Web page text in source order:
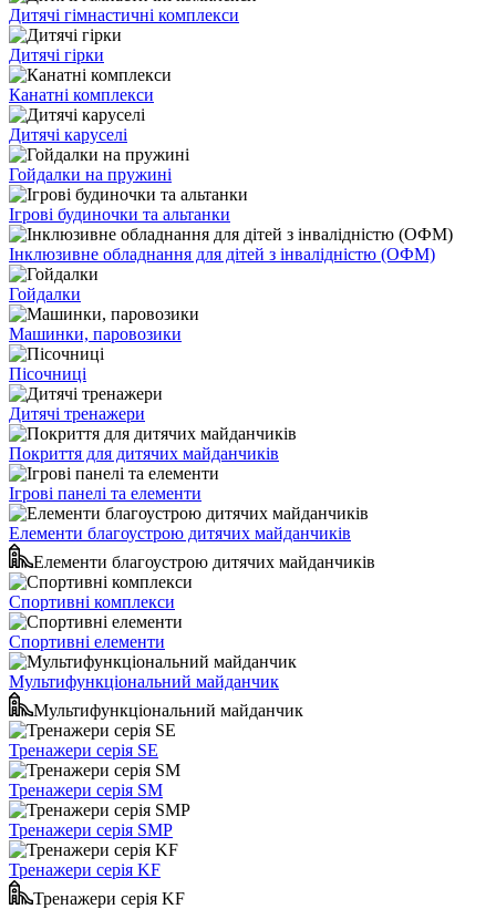
Дитячі гімнастичні комплекси
Дитячі гірки
Канатні комплекси
Дитячі каруселі
Гойдалки на пружині
Ігрові будиночки та альтанки
Інклюзивне обладнання для дітей з інвалідністю (ОФМ)
Гойдалки
Машинки, паровозики
Пісочниці
Дитячі тренажери
Покриття для дитячих майданчиків
Ігрові панелі та елементи
Елементи благоустрою дитячих майданчиків
Елементи благоустрою дитячих майданчиків
Спортивні комплекси
Спортивні елементи
Мультифункціональний майданчик
Мультифункціональний майданчик
Тренажери серія SE
Тренажери серія SM
Тренажери серія SMP
Тренажери серія KF
Тренажери серія KF